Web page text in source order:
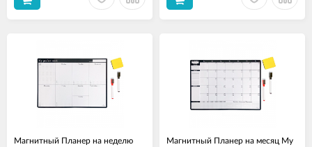
Магнитный Планер на неделю
Магнитный Планер на месяц My